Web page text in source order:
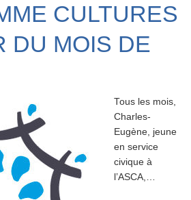
CULTURES
MOIS DE
Tous les mois,
Charles-
Eugène, jeune
en service
civique à
l’ASCA,…